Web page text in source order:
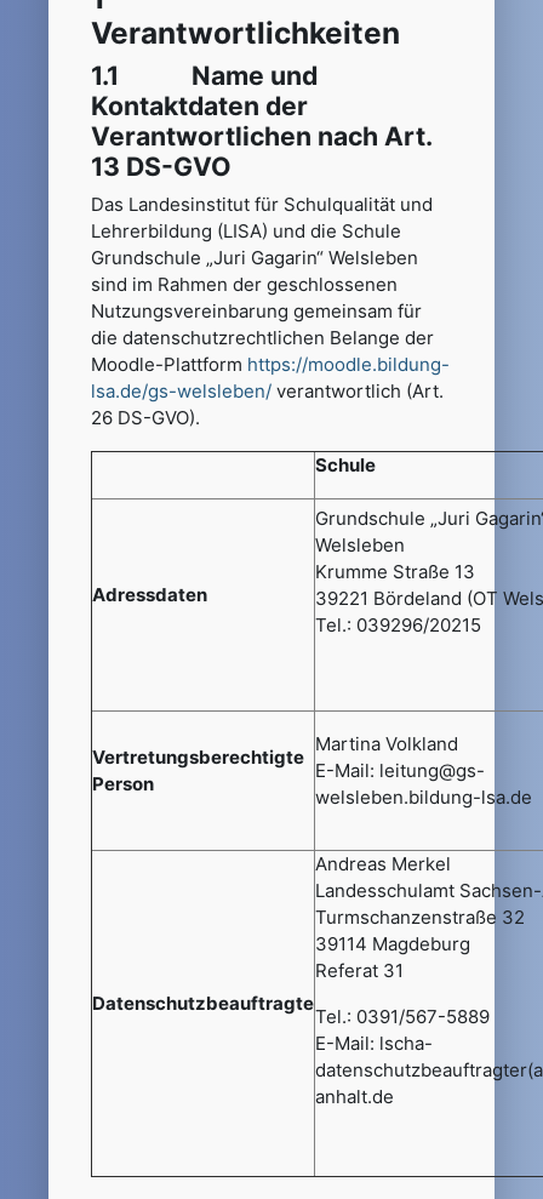
Verantwortlichkeiten
1.1 Name und
Kontaktdaten der
Verantwortlichen nach Art.
13 DS-GVO
Das Landesinstitut für Schulqualität und
Lehrerbildung (LISA) und die Schule
Grundschule „Juri Gagarin“ Welsleben
sind im Rahmen der geschlossenen
Nutzungsvereinbarung gemeinsam für
die datenschutzrechtlichen Belange der
Moodle-Plattform https://moodle.bildung-
lsa.de/gs-welsleben/ verantwortlich (Art.
26 DS-GVO).
Schule
Adressdaten
Grundschule „Juri
Welsleben
Krumme Straße 13
39221 Bördeland (OT
Tel.: 039296/20215
Vertretungsberechtigte
Person
Martina Volkland
E-Mail: leitung@gs-
welsleben.bildung-lsa.de
Datenschutzbeauftragte
Andreas Merkel
Landesschulamt
Turmschanzenstraße 32
39114 Magdeburg
Referat 31
Tel.: 0391/567-5889
E-Mail: lscha-
anhalt.de